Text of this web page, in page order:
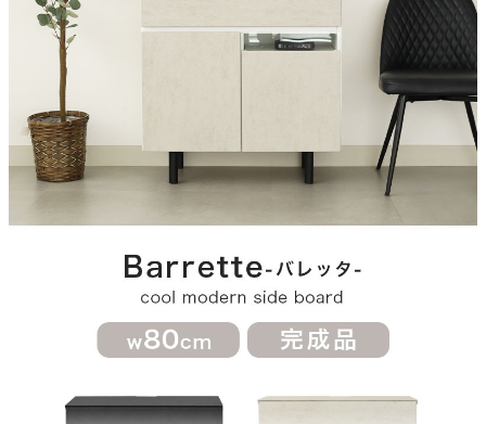
塩ビシート
アジャスター
引き出し
フルオープンレール
約83x41x67.5(cm)
原産国